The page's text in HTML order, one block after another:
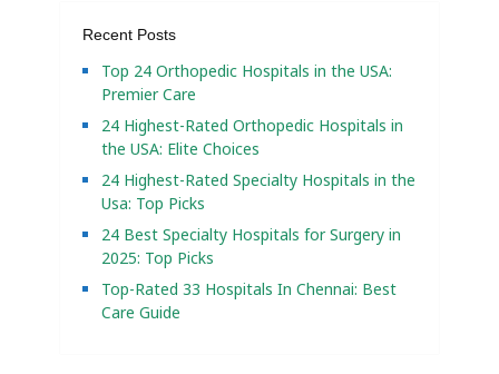
Recent Posts
Top 24 Orthopedic Hospitals in the USA:
Premier Care
24 Highest-Rated Orthopedic Hospitals in
the USA: Elite Choices
24 Highest-Rated Specialty Hospitals in the
Usa: Top Picks
24 Best Specialty Hospitals for Surgery in
2025: Top Picks
Top-Rated 33 Hospitals In Chennai: Best
Care Guide